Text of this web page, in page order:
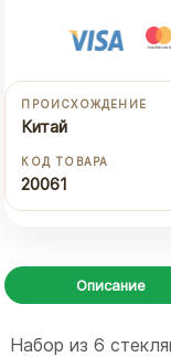
ПРОИСХОЖДЕНИЕ
Китай
КОД ТОВАРА
20061
Описание
Набор из 6